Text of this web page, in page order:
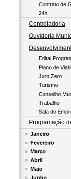
Contrato de
24h
Controladoria
Ouvidoria
Edital
Plano de
Juro Zero
Turismo
Conselho
Trabalho
Sala do
Programação
Janeiro
Fevereiro
Março
Abril
Maio
Junho